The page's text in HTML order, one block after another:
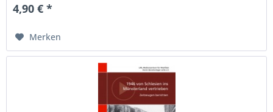
4,90 € *
Merken